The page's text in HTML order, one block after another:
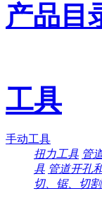
产品目
工具
手动工具
扭力工具 管
具 管道开孔
切、锯、切